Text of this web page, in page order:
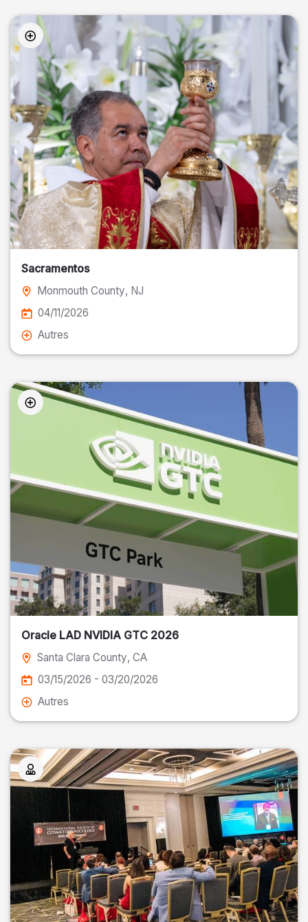
Sacramentos
Monmouth County, NJ
04/11/2026
Autres
Oracle LAD NVIDIA GTC 2026
Santa Clara County, CA
03/15/2026 - 03/20/2026
Autres